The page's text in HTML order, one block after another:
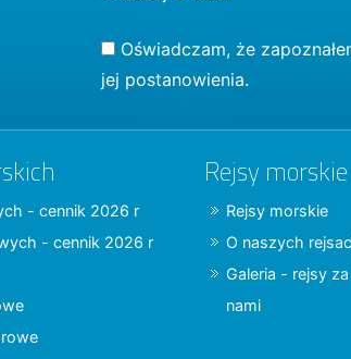
Oświadczam, że
jej postanowienia.
- cennik 2026 r
- cennik 2026 r
Rejsy morskie
Rejsy morskie
O naszych
Galeria - rejsy za
nami